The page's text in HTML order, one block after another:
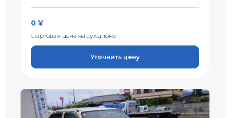
0 ¥
стартовая цена на аукционе
Уточнить цену